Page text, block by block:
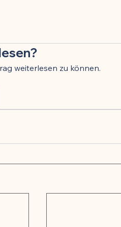
& Langlebigkeit
🍽️ Rezepte für Hormonbalance
weiterlesen zu können.